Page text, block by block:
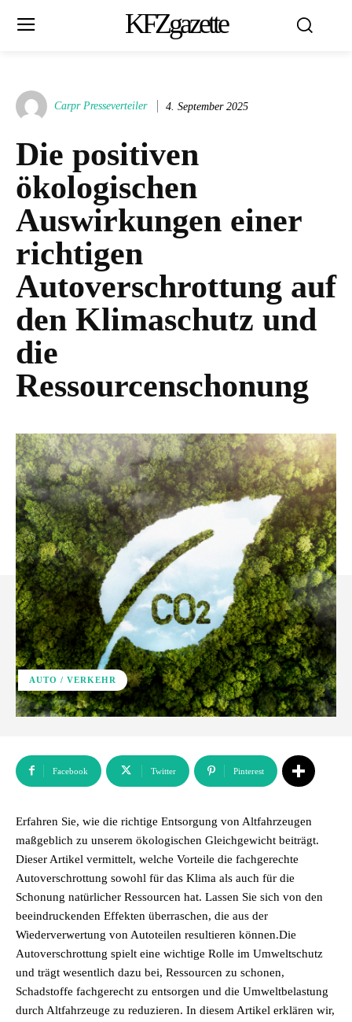
KFZgazette
Carpr Presseverteiler 4. September 2025
Die positiven
ökologischen
Auswirkungen einer
richtigen
Autoverschrottung auf
den Klimaschutz und
die
Ressourcenschonung
AUTO / VERKEHR
Facebook Twitter Pinterest
Erfahren Sie, wie die richtige Entsorgung von Altfahrzeugen
maßgeblich zu unserem ökologischen Gleichgewicht beiträgt.
Dieser Artikel vermittelt, welche Vorteile die fachgerechte
Autoverschrottung sowohl für das Klima als auch für die
Schonung natürlicher Ressourcen hat. Lassen Sie sich von den
beeindruckenden Effekten überraschen, die aus der
Wiederverwertung von Autoteilen resultieren können.Die
Autoverschrottung spielt eine wichtige Rolle im Umweltschutz
und trägt wesentlich dazu bei, Ressourcen zu schonen,
Schadstoffe fachgerecht zu entsorgen und die Umweltbelastung
durch Altfahrzeuge zu reduzieren. In diesem Artikel erklären wir,